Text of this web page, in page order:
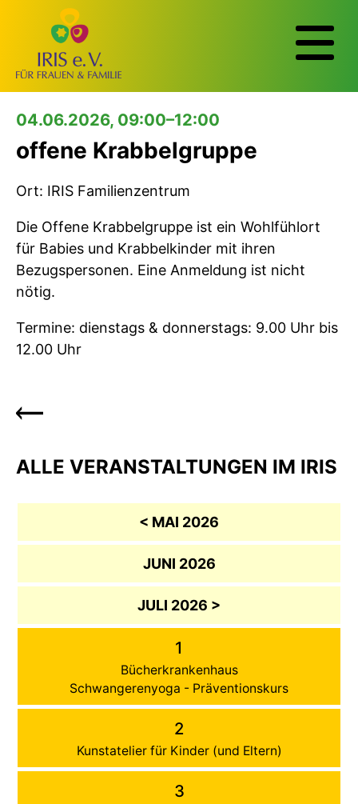
04.06.2026, 09:00–12:00
offene Krabbelgruppe
Ort: IRIS Familienzentrum
Die Offene Krabbelgruppe ist ein Wohlfühlort
für Babies und Krabbelkinder mit ihren
Bezugspersonen. Eine Anmeldung ist nicht
nötig.
Termine: dienstags & donnerstags: 9.00 Uhr bis
12.00 Uhr
ALLE VERANSTALTUNGEN IM IRIS
< MAI 2026
JUNI 2026
JULI 2026 >
1
Bücherkrankenhaus
Schwangerenyoga - Präventionskurs
2
Kunstatelier für Kinder (und Eltern)
3